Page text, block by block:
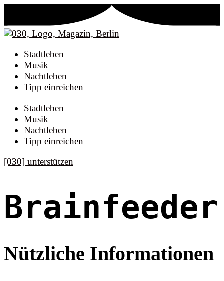
Stadtleben
Musik
Nachtleben
Tipp einreichen
Stadtleben
Musik
Nachtleben
Tipp einreichen
[030] unterstützen
Brainfeeder
Nützliche Informationen